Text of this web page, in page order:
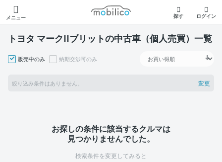
メニュー
モビリコ
探す ログイン
トヨタ マークIIブリットの中古車（個人売買）一覧
販売中のみ 納期交渉可のみ
絞り込み条件はありません。 変更
お探しの条件に該当するクルマは
見つかりませんでした。
検索条件を変更してみると